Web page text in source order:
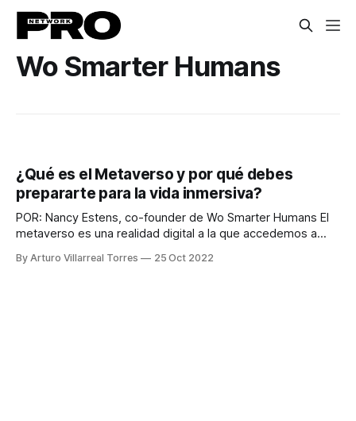
Wo Smarter Humans
¿Qué es el Metaverso y por qué debes
prepararte para la vida inmersiva?
POR: Nancy Estens, co-founder de Wo Smarter Humans El
metaverso es una realidad digital a la que accedemos a
virtual o aumentada a través de las cuales podremos
By Arturo Villarreal Torres 25 Oct 2022